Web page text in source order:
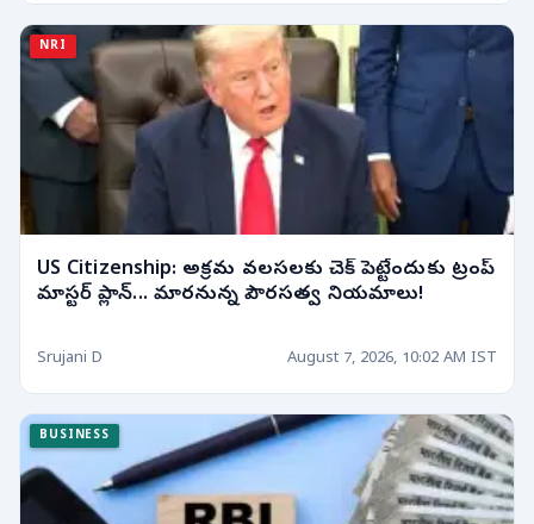
NRI
US Citizenship: అక్రమ వలసలకు చెక్ పెట్టేందుకు ట్రంప్
మాస్టర్ ప్లాన్... మారనున్న పౌరసత్వ నియమాలు!
Srujani D August 7, 2026, 10:02 AM IST
BUSINESS